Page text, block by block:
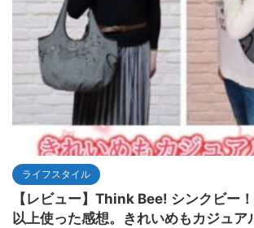
ライフスタイル
【レビュー】Think Bee! シンクビー
以上使った感想。きれいめもカジュア